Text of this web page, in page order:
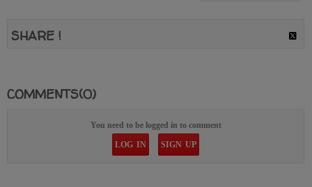
SHARE !
COMMENTS(0)
You need to be logged in to comment
LOG IN
SIGN UP